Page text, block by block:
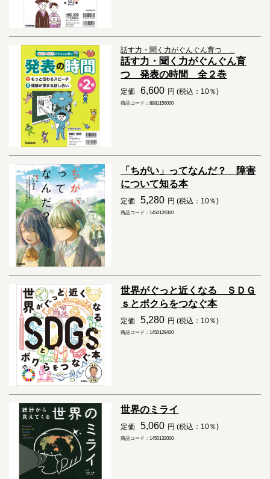
話す力・聞く力がぐんぐん育つ ...
話す力・聞く力がぐんぐん育
つ 発表の時間 全２巻
定価 6,600 円 (税込：10％)
商品コード：8881156000
「ちがい」ってなんだ？ 障害
について知る本
定価 5,280 円 (税込：10％)
商品コード：1450129300
世界がぐっと近くなる ＳＤＧ
ｓとボクらをつなぐ本
定価 5,280 円 (税込：10％)
商品コード：1450129400
世界のミライ
定価 5,060 円 (税込：10％)
商品コード：1450132000